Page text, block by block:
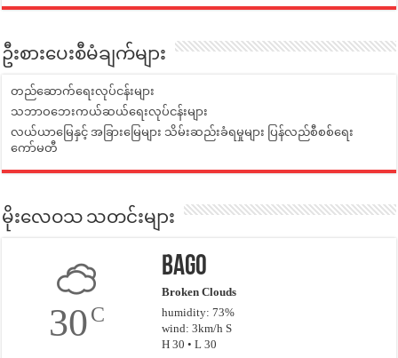
ဦးစားပေးစီမံချက်များ
တည်ဆောက်ရေးလုပ်ငန်းများ
သဘာဝဘေးကယ်ဆယ်ရေးလုပ်ငန်းများ
လယ်ယာမြေနှင့် အခြားမြေများ သိမ်းဆည်းခံရမှုများ ပြန်လည်စီစစ်ရေး
ကော်မတီ
မိုးလေဝသ သတင်းများ
30C
Bago
Broken Clouds
humidity: 73%
wind: 3km/h S
H 30 • L 30